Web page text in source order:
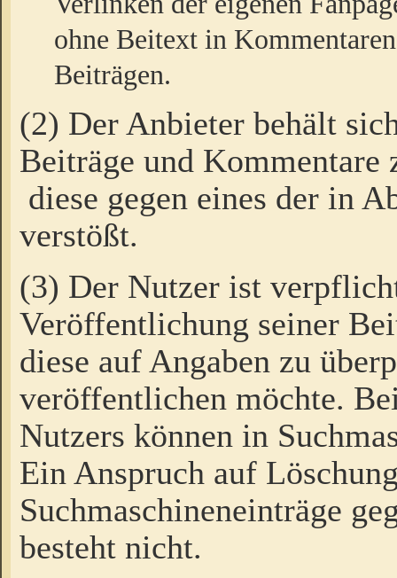
ohne Beitext in
Beiträgen.
(2) Der Anbieter behält
Beiträge und Kommentare
diese gegen eines der in
verstößt.
(3) Der Nutzer ist
Veröffentlichung seiner
diese auf Angaben zu
veröffentlichen möchte.
Nutzers können in
Ein Anspruch auf
Suchmaschineneinträge
besteht nicht.